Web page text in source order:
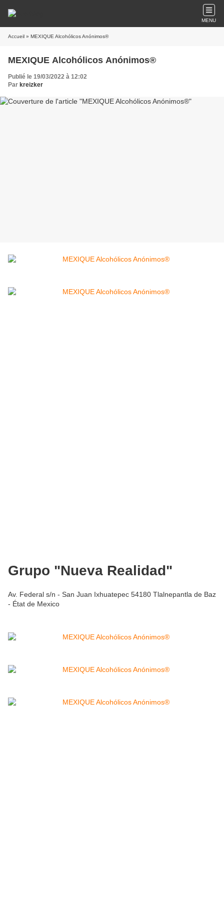
MENU
Accueil » MEXIQUE Alcohólicos Anónimos®
MEXIQUE Alcohólicos Anónimos®
Publié le 19/03/2022 à 12:02
Par kreizker
Grupo "Nueva Realidad"
Av. Federal s/n - San Juan Ixhuatepec 54180 Tlalnepantla de Baz
- État de Mexico